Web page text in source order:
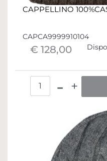
CAPPELLINO
CAPCA9999910104
€ 128,00